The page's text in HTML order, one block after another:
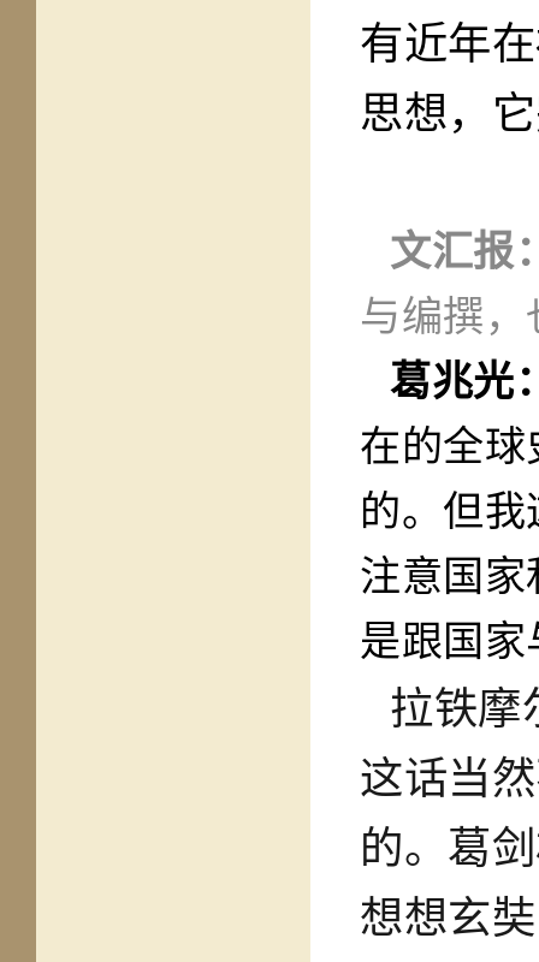
有近年
思想，
文汇报
与编撰
葛兆光
在的全球
的。但
注意国家
是跟国
拉铁摩
这话当
的。葛
想想玄